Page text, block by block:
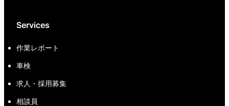
Services
作業レポート
車検
求人・採用募集
相談員